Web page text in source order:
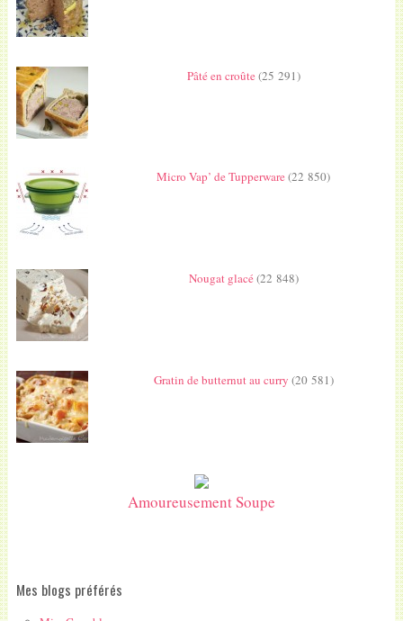
Pâté en croûte(25 291)
Micro Vap’ de Tupperware(22 850)
Nougat glacé(22 848)
Gratin de butternut au curry (20 581)
Amoureusement Soupe
Mes blogs préférés